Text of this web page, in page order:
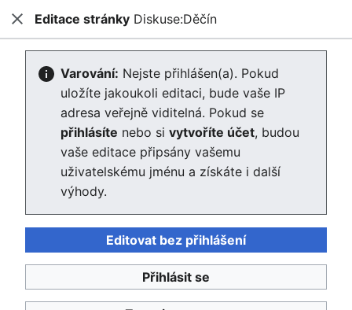
Enviwiki
Vytváření Diskuse:Děčín
Editor se nyní načte. Pokud tuto zprávu stále vidíte po
několika sekundách, prosímobnovte stránku .
Zpět na stránku „Děčín“.
ZavřítEditace stránky Diskuse:Děčín
Varování: Nejste přihlášen(a). Pokud
uložíte jakoukoli editaci, bude vaše IP
adresa veřejně viditelná. Pokud se
přihlásíte nebo si vytvoříte účet, budou
vaše editace připsány vašemu
uživatelskému jménu a získáte i další
výhody.
Editovat bez přihlášení
Přihlásit se